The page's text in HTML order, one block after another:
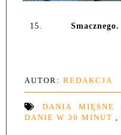
15. Smacznego.
AUTOR: REDAKCJA
DANIA MIĘSNE
DANIE W 30 MINUT